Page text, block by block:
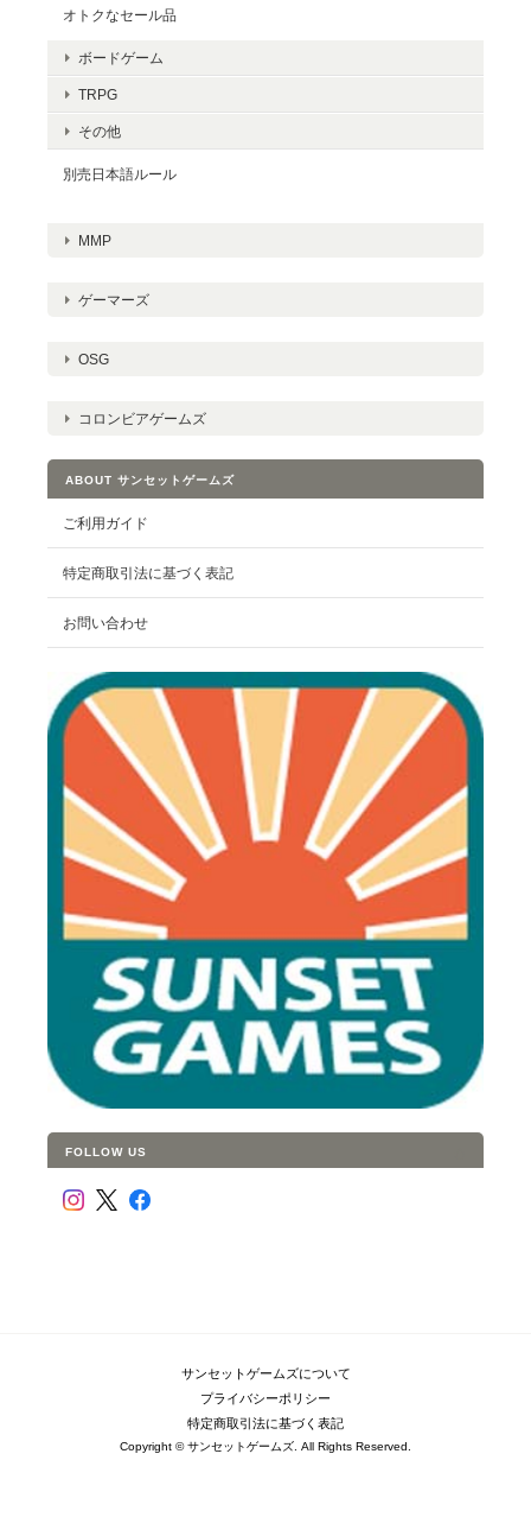
オトクなセール品
ボードゲーム
TRPG
その他
別売日本語ルール
MMP
ゲーマーズ
OSG
コロンビアゲームズ
ABOUT サンセットゲームズ
ご利用ガイド
特定商取引法に基づく表記
お問い合わせ
FOLLOW US
サンセットゲームズについて
プライバシーポリシー
特定商取引法に基づく表記
Copyright © サンセットゲームズ. All Rights Reserved.